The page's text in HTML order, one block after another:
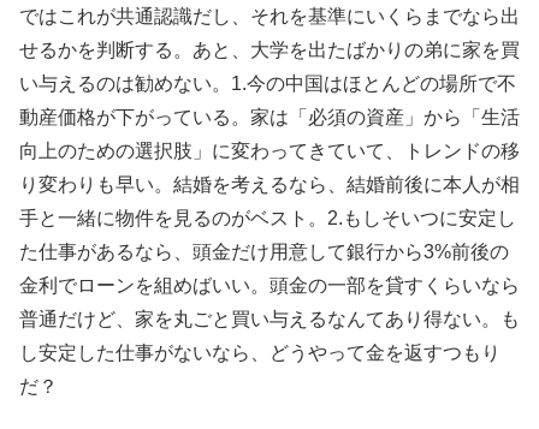
ではこれが共通認識だし、それを基準にいくらまでなら出
せるかを判断する。あと、大学を出たばかりの弟に家を買
い与えるのは勧めない。1.今の中国はほとんどの場所で不
動産価格が下がっている。家は「必須の資産」から「生活
向上のための選択肢」に変わってきていて、トレンドの移
り変わりも早い。結婚を考えるなら、結婚前後に本人が相
手と一緒に物件を見るのがベスト。2.もしそいつに安定し
た仕事があるなら、頭金だけ用意して銀行から3%前後の
金利でローンを組めばいい。頭金の一部を貸すくらいなら
普通だけど、家を丸ごと買い与えるなんてあり得ない。も
し安定した仕事がないなら、どうやって金を返すつもり
だ？